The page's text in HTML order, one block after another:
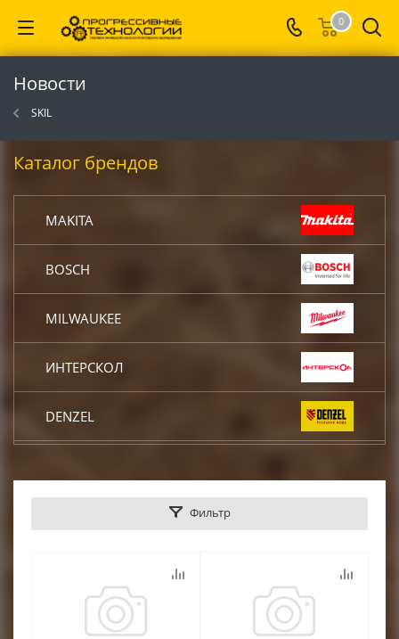
0
Новости
SKIL
Фильтр
Каталог брендов
MAKITA
BOSCH
MILWAUKEE
ИНТЕРСКОЛ
DENZEL